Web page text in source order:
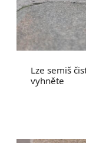
Lze semiš
vyhněte